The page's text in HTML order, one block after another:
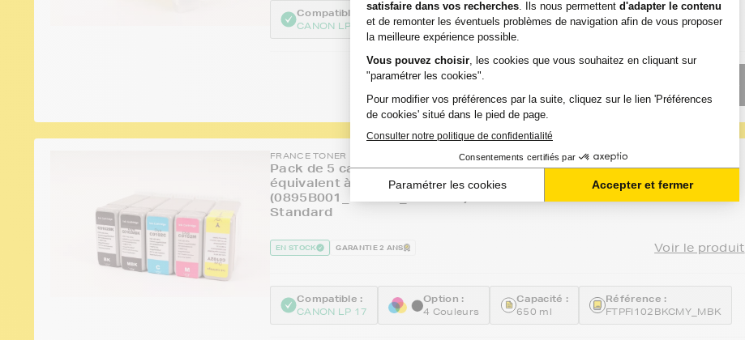
Compatible :
CANON LP 17
Option :
Cyan (bleu)
Capacité :
130 ml
Référence :
FTPFI102C
FRANCE TONER
Pack de 5 cartouches d'encre compatibles FranceToner
équivalent à CANON PFI102
(0895B001_BKCMY_102MBK) - 4 COULEURS - Format
Standard
EN STOCK GARANTIE 2 ANS Voir le produit
Compatible :
CANON LP 17
Option :
4 Couleurs
Capacité :
650 ml
Référence :
FTPFI102BKCMY_MBK